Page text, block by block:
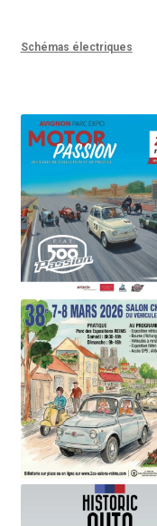
Schémas électriques